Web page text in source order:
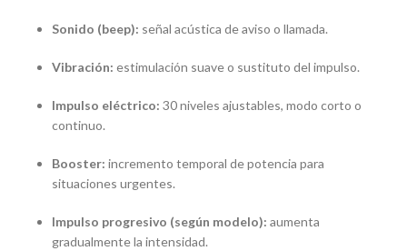
Sonido (beep): señal acústica de aviso o llamada.
Vibración: estimulación suave o sustituto del impulso.
Impulso eléctrico: 30 niveles ajustables, modo corto o
continuo.
Booster: incremento temporal de potencia para
situaciones urgentes.
Impulso progresivo (según modelo): aumenta
gradualmente la intensidad.